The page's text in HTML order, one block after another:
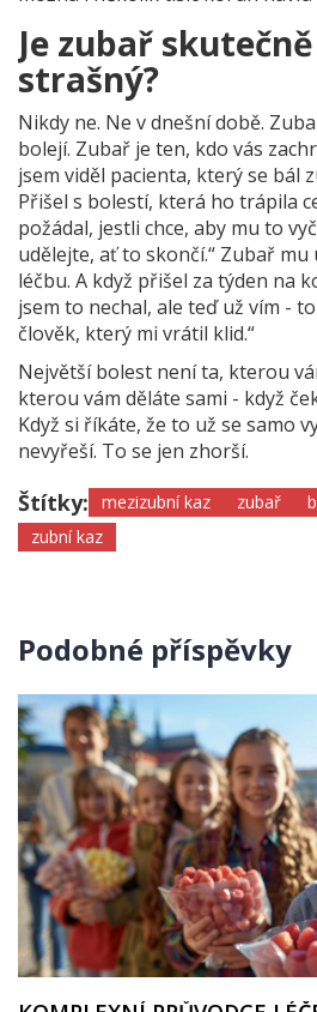
Je zubař
strašný?
Nikdy ne. Ne v dnešní době.
bolejí. Zubař je ten, kdo vás
jsem viděl pacienta, který se bál
Přišel s bolestí, která ho trápila
požádal, jestli chce, aby mu to
udělejte, ať to skončí.“ Zubař
léčbu. A když přišel za týden na
jsem to nechal, ale teď už vím -
člověk, který mi vrátil klid.“
Největší bolest není ta, kterou
kterou vám děláte sami - když
Když si říkáte, že to už se samo
nevyřeší. To se jen zhorší.
Štítky: mezizubní kaz zubař
zubní kaz
Podobné příspěvky